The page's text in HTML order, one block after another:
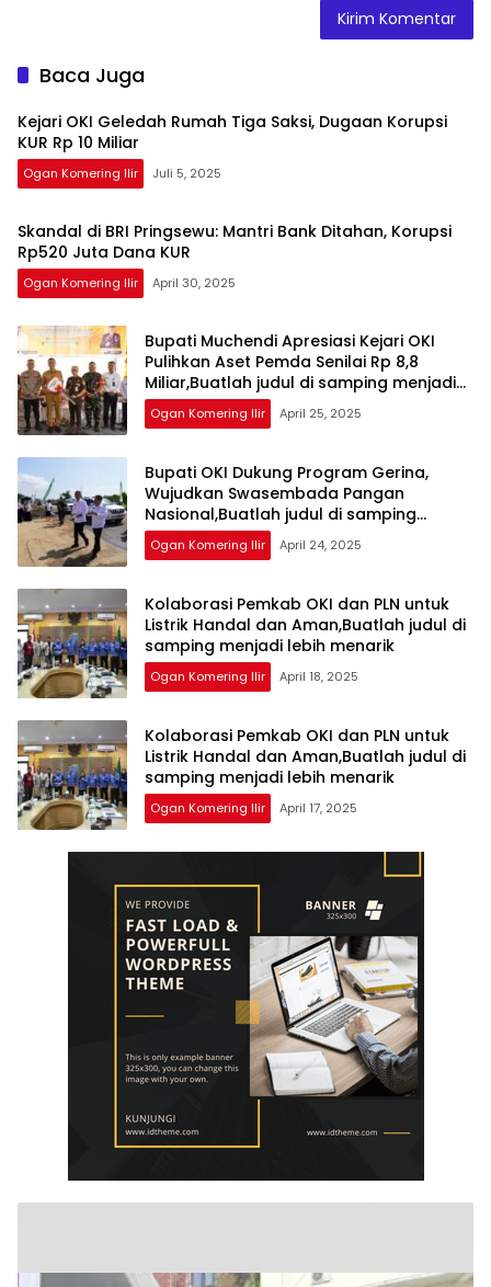
Baca Juga
Kejari OKI Geledah Rumah Tiga Saksi, Dugaan Korupsi
KUR Rp 10 Miliar
Ogan Komering Ilir Juli 5, 2025
Skandal di BRI Pringsewu: Mantri Bank Ditahan, Korupsi
Rp520 Juta Dana KUR
Ogan Komering Ilir April 30, 2025
Bupati Muchendi Apresiasi Kejari OKI
Pulihkan Aset Pemda Senilai Rp 8,8
Miliar,Buatlah judul di samping menjadi
lebih menarik
Ogan Komering Ilir April 25, 2025
Bupati OKI Dukung Program Gerina,
Wujudkan Swasembada Pangan
Nasional,Buatlah judul di samping
menjadi lebih menarik
Ogan Komering Ilir April 24, 2025
Kolaborasi Pemkab OKI dan PLN untuk
Listrik Handal dan Aman,Buatlah judul di
samping menjadi lebih menarik
Ogan Komering Ilir April 18, 2025
Kolaborasi Pemkab OKI dan PLN untuk
Listrik Handal dan Aman,Buatlah judul di
samping menjadi lebih menarik
Ogan Komering Ilir April 17, 2025